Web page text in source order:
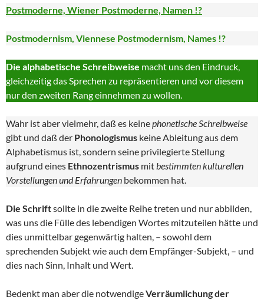
Postmoderne, Wiener Postmoderne, Namen !?
Postmodernism, Viennese Postmodernism, Names !?
Die alphabetische Schreibweise macht uns den Eindruck,
gleichzeitig das Sprechen zu repräsentieren und vor diesem
nur den zweiten Rang einnehmen zu wollen.
Wahr ist aber vielmehr, daß es keinephonetische Schreibweise
gibt und daß der Phonologismus keine Ableitung aus dem
Alphabetismus ist, sondern seine privilegierte Stellung
aufgrund eines Ethnozentrismus mitbestimmten kulturellen
Vorstellungen und Erfahrungen bekommen hat.
Die Schriftsollte in die zweite Reihe treten und nur abbilden,
was uns die Fülle des lebendigen Wortes mitzuteilen hätte und
dies unmittelbar gegenwärtig halten, – sowohl dem
sprechenden Subjekt wie auch dem Empfänger-Subjekt, – und
dies nach Sinn, Inhalt und Wert.
Bedenkt man aber die notwendigeVerräumlichung der